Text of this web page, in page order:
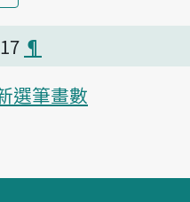
¶
選筆畫數